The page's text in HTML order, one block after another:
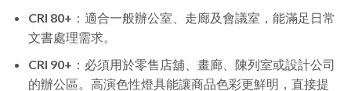
CRI 80+ ：適合一般辦公室、走廊及會議室，能滿足日常
文書處理需求。
CRI 90+ ：必須用於零售店舖、畫廊、陳列室或設計公司
的辦公區。高演色性燈具能讓商品色彩更鮮明，直接提